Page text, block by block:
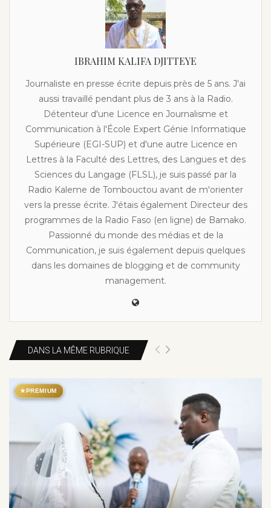
IBRAHIM KALIFA DJITTEYE
Journaliste en presse écrite depuis près de 5 ans. J'ai
aussi travaillé pendant plus de 3 ans à la Radio.
Détenteur d'une Licence en Journalisme et
Communication à l'École Expert Génie Informatique
Supérieure (EGI-SUP) et d'une autre Licence en
Lettres à la Faculté des Lettres, des Langues et des
Sciences du Langage (FLSL), je suis passé par la
Radio Kaleme de Tombouctou avant de m'orienter
vers la presse écrite. J'étais également Directeur des
programmes de la Radio Faso (en ligne) de Bamako.
Passionné du monde des médias et de la
Communication, je suis également depuis quelques
dans les domaines de blogging et de community
management.
DANS LA MÊME RUBRIQUE
★PREMIUM